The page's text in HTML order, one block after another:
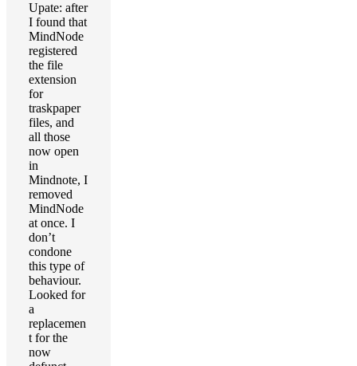
Upate: after
I found that
MindNode
registered
the file
extension
for
traskpaper
files, and
all those
now open
in
Mindnote, I
removed
MindNode
at once. I
don’t
condone
this type of
behaviour.
Looked for
a
replacemen
t for the
now